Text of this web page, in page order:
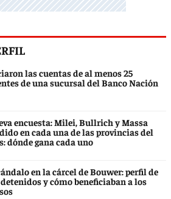
las cuentas de al menos 25
de una sucursal del Banco Nación
encuesta: Milei, Bullrich y Massa
en cada una de las provincias del
dónde gana cada uno
en la cárcel de Bouwer: perfil de
y cómo beneficiaban a los